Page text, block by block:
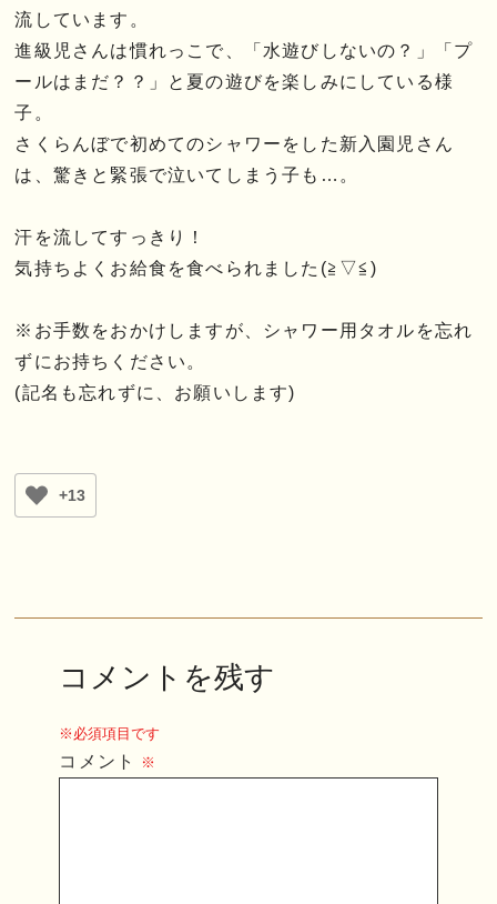
流しています。
進級児さんは慣れっこで、「水遊びしないの？」「プ
ールはまだ？？」と夏の遊びを楽しみにしている様
子。
さくらんぼで初めてのシャワーをした新入園児さん
は、驚きと緊張で泣いてしまう子も…。
汗を流してすっきり！
気持ちよくお給食を食べられました(≧▽≦)
※お手数をおかけしますが、シャワー用タオルを忘れ
ずにお持ちください。
(記名も忘れずに、お願いします)
+13
コメントを残す
※必須項目です
コメント ※